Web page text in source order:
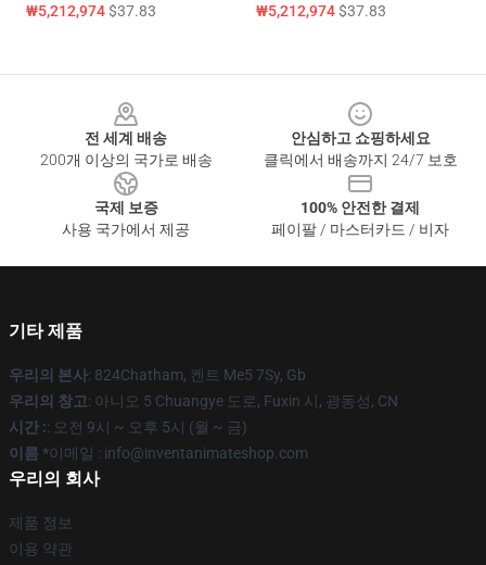
₩5,212,974$37.83 ₩5,212,974$37.83
전 세계 배송
200개 이상의 국가로 배송
안심하고 쇼핑하세요
클릭에서 배송까지 24/7 보호
국제 보증
사용 국가에서 제공
100% 안전한 결제
페이팔 / 마스터카드 / 비자
기타 제품
우리의 본사: 824Chatham, 켄트 Me5 7Sy, Gb
우리의 창고: 아니오 5 Chuangye 도로, Fuxin 시, 광동성, CN
시간 :: 오전 9시 ~ 오후 5시 (월 ~ 금)
이름 *이메일 : info@inventanimateshop.com
우리의 회사
제품 정보
이용 약관